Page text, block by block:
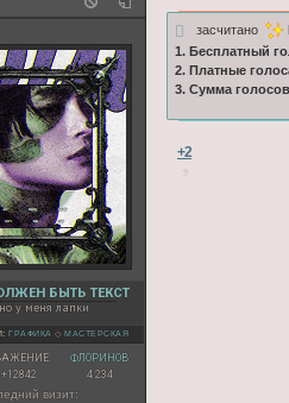
БЫТЬ ТЕКСТ
но у меня лапки
ГРАФИКА ◇ МАСТЕРСКАЯ
+12842
ФЛОРИНОВ:
4 234
визит:
засчитано
1. Бесплатный
2. Платные
3. Сумма
+2